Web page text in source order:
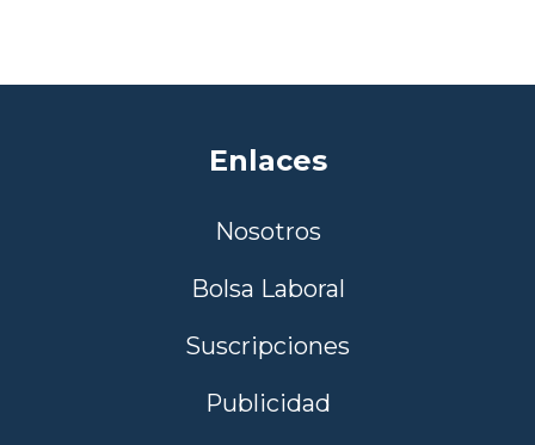
Enlaces
Nosotros
Bolsa Laboral
Suscripciones
Publicidad